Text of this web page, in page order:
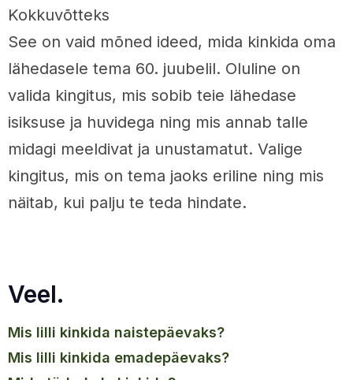
Kokkuvõtteks
See on vaid mõned ideed, mida kinkida oma
lähedasele tema 60. juubelil. Oluline on
valida kingitus, mis sobib teie lähedase
isiksuse ja huvidega ning mis annab talle
midagi meeldivat ja unustamatut. Valige
kingitus, mis on tema jaoks eriline ning mis
näitab, kui palju te teda hindate.
Veel.
mis lilli kinkida naistepäevaks?
mis lilli kinkida emadepäevaks?